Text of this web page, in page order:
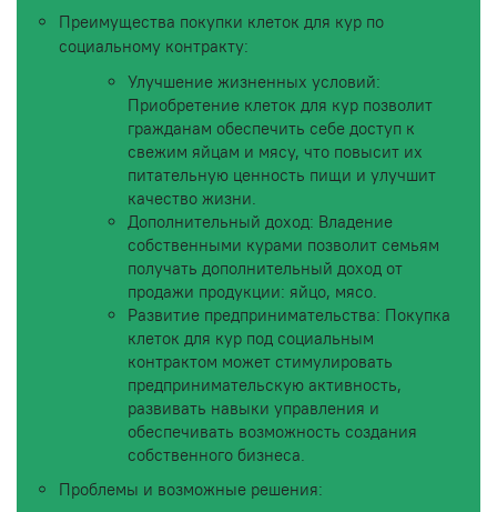
Преимущества покупки клеток для кур по
социальному контракту:
Улучшение жизненных условий:
Приобретение клеток для кур позволит
гражданам обеспечить себе доступ к
свежим яйцам и мясу, что повысит их
питательную ценность пищи и улучшит
качество жизни.
Дополнительный доход: Владение
собственными курами позволит семьям
получать дополнительный доход от
продажи продукции: яйцо, мясо.
Развитие предпринимательства: Покупка
клеток для кур под социальным
контрактом может стимулировать
предпринимательскую активность,
развивать навыки управления и
обеспечивать возможность создания
собственного бизнеса.
Проблемы и возможные решения: